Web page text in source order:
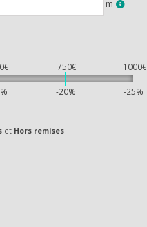
m
-20%
750€
-25%
1000€
et Hors remises